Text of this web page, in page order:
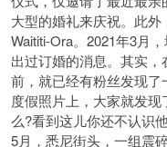
大型的婚礼来庆祝。此
Waititi-Ora。2021年3月
出过订婚的消息。其实
前，就已经有粉丝发现
度假照片上，大家就发
么?看到这儿你还不认识
5月，悉尼街头，一组震